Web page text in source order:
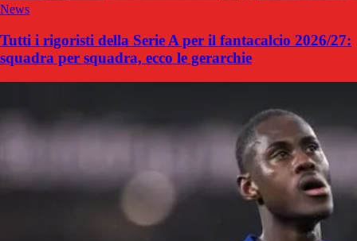
News
Tutti i rigoristi della Serie A per il fantacalcio 2026/27:
squadra per squadra, ecco le gerarchie